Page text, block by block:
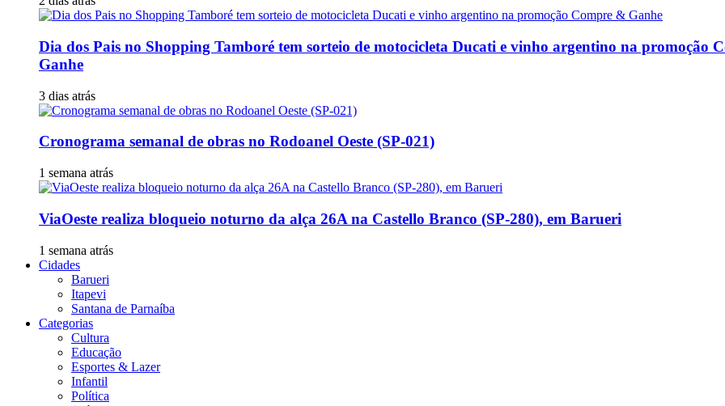
Dia dos Pais no Shopping Tamboré tem sorteio de motocicleta Ducati e vinho argentino na promoção
Ganhe
3 dias atrás
Cronograma semanal de obras no Rodoanel Oeste (SP-021)
1 semana atrás
ViaOeste realiza bloqueio noturno da alça 26A na Castello Branco (SP-280), em Barueri
1 semana atrás
Cidades
Barueri
Itapevi
Santana de Parnaíba
Categorias
Cultura
Educação
Esportes & Lazer
Infantil
Política